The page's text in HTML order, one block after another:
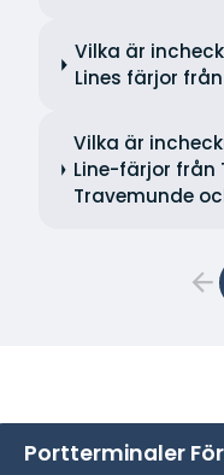
Vilka är
Lines färjor
Vilka är
Line-färjor från
Travemunde
Portterminaler